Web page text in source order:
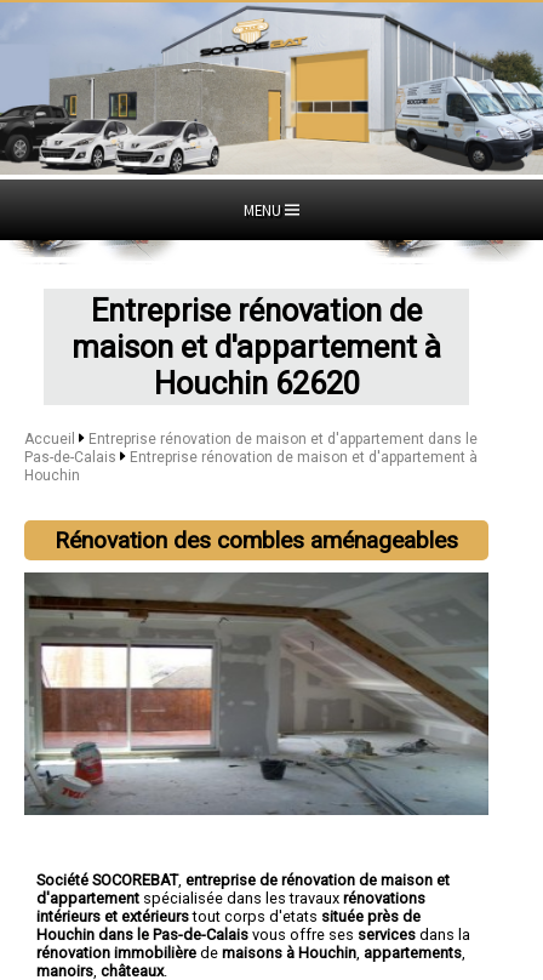
MENU
Entreprise rénovation de
maison et d'appartement à
Houchin 62620
Accueil
Entreprise rénovation de maison et d'appartement dans le
Pas-de-Calais
Entreprise rénovation de maison et d'appartement à
Houchin
Rénovation des combles aménageables
Société SOCOREBAT, entreprise de rénovation de maison et
d'appartement spécialisée dans les travaux rénovations
intérieurs et extérieurstout corps d'etats située près de
Houchin dans le Pas-de-Calais vous offre ses services dans la
rénovation immobilière de maisons à Houchin appartements
manoirs châteaux.